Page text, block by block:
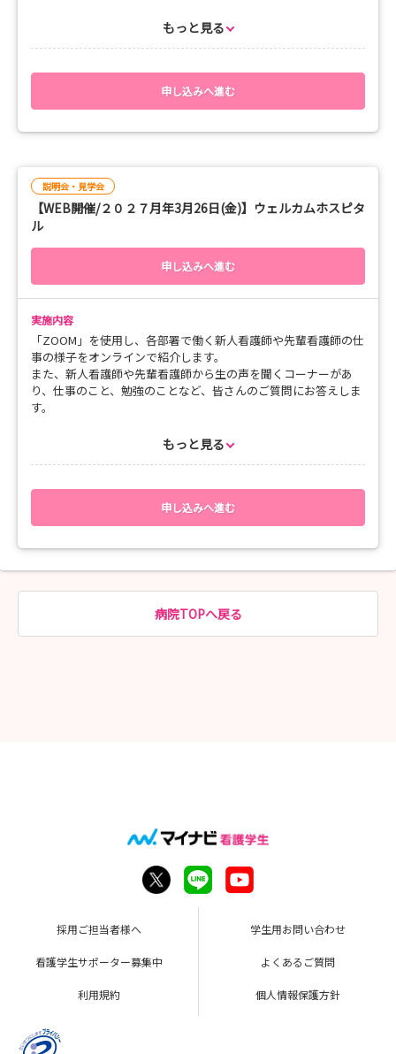
15:00～ 消化器外科 （9東）
15:45～ 呼内・呼外・口腔外・血液内科 （７東）
16:30～ 整形外科・形成外科 （８東）
もっと見る
申し込みへ進む
説明会・見学会
【WEB開催/２０２７月年3月26日(金)】ウェルカムホスピタ
ル
申し込みへ進む
実施内容
「ZOOM」を使用し、各部署で働く新人看護師や先輩看護師の仕
事の様子をオンラインで紹介します。
また、新人看護師や先輩看護師から生の声を聞くコーナーがあ
り、仕事のこと、勉強のことなど、皆さんのご質問にお答えしま
す。
15:00～ 消化器内科 （10西）
15:45～ 血液内科 （8西）
16:30～ 精神科 （11東）
皆さん、ぜひご参加ください！！
もっと見る
申し込みへ進む
病院TOPへ戻る
採用ご担当者様へ 学生用お問い合わせ
看護学生サポーター募集中 よくあるご質問
利用規約 個人情報保護方針